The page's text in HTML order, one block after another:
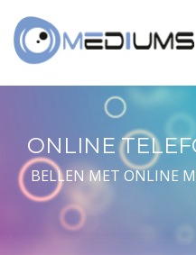
ONLINE
BELLEN MET ONLINE